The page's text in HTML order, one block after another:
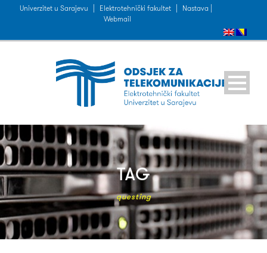
Univerzitet u Sarajevu Elektrotehnički fakultet
Nastava |
Webmail
TAG
questing